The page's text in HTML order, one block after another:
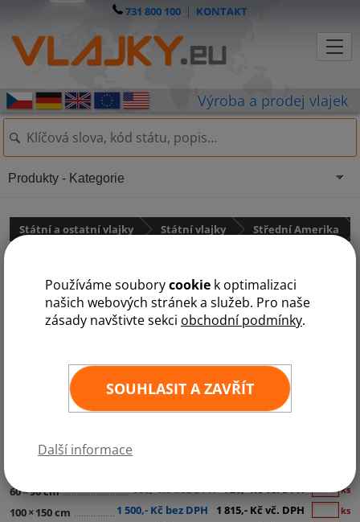
Používáme souborycookie k optimalizaci
našich webových stránek a služeb. Pro naše
zásady navštivte sekci obchodní podmínky.
SOUHLASIT A ZAVŘÍT
Další informace
731 800 100 | KONTAKT
Státní a ostatní vlajky Státní vlajky Střední Amerika
60×90 cm ks
100× 150 cm 1 500,- Kč bez DPH 1 815,- Kč vč. DPH ks
Produkty - Kategorie